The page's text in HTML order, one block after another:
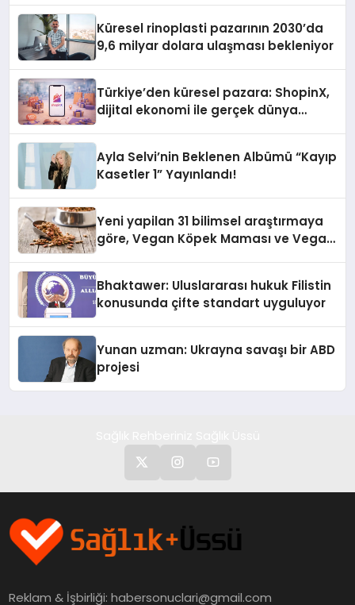
Küresel rinoplasti pazarının 2030’da
9,6 milyar dolara ulaşması bekleniyor
Türkiye’den küresel pazara: ShopinX,
dijital ekonomi ile gerçek dünya
Ayla Selvi’nin Beklenen Albümü “Kayıp
Kasetler 1” Yayınlandı!
Yeni yapilan 31 bilimsel araştırmaya
göre, Vegan Köpek Maması ve Vegan
Bhaktawer: Uluslararası hukuk Filistin
konusunda çifte standart uyguluyor
Yunan uzman: Ukrayna savaşı bir ABD
projesi
Reklam & İşbirliği:habersonuclari@gmail.com